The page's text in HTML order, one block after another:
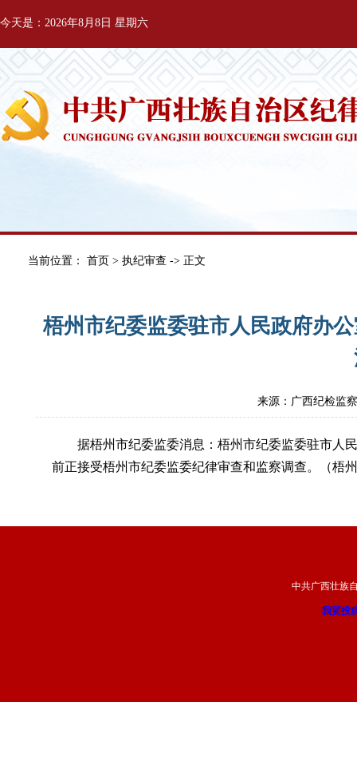
今天是：2026年8月8日 星期六
当前位置： 首页 > 执纪审查 -> 正文
梧州市纪委监委驻市人民政府办
来源：广西纪检
据梧州市纪委监委消息：梧州市纪委监委驻市人
前正接受梧州市纪委监委纪律审查和监察调查。（梧
中共广西壮族
我要投